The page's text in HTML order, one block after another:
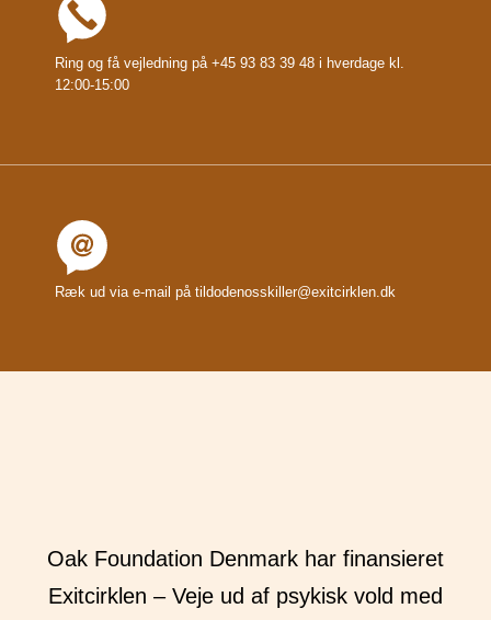
Ring og få vejledning på +45 93 83 39 48 i hverdage kl.
12:00-15:00
Ræk ud via e-mail på tildodenosskiller@exitcirklen.dk
Oak Foundation Denmark har finansieret
Exitcirklen – Veje ud af psykisk vold med